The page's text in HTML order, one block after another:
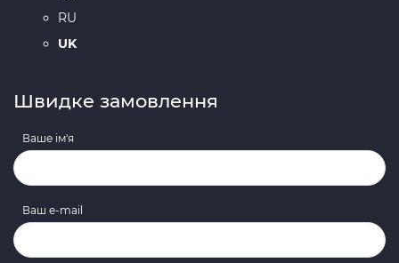
RU
UK
Швидке замовлення
Ваше ім'я
Ваш e-mail